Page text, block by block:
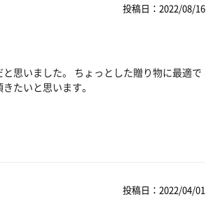
投稿日：2022/08/16
思いました。 ちょっとした贈り物に最適で
たいと思います。
投稿日：2022/04/01